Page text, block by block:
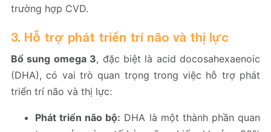
trường hợp CVD.
3. Hỗ trợ phát triển trí não và thị lực
Bổ sung omega 3, đặc biệt là acid docosahexaenoic
(DHA), có vai trò quan trọng trong việc hỗ trợ phát
triển trí não và thị lực:
Phát triển não bộ: DHA là một thành phần quan